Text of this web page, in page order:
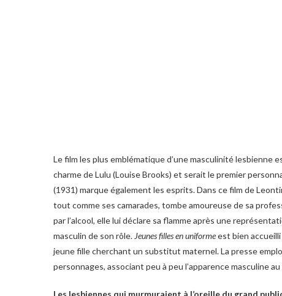
Le film les plus emblématique d’une masculinité lesbienne
charme de Lulu (Louise Brooks) et serait le premier
(1931) marque également les esprits. Dans ce film de
tout comme ses camarades, tombe amoureuse de sa
par l’alcool, elle lui déclare sa flamme après une
masculin de son rôle. Jeunes filles en uniformeest bien
jeune fille cherchant un substitut maternel. La presse
personnages, associant peu à peu l’apparence masculine
Les lesbiennes qui murmuraient à l’oreille du grand